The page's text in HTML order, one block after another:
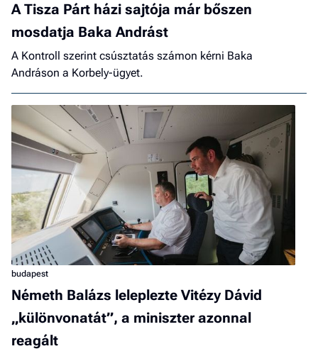
A Tisza Párt házi sajtója már bőszen
mosdatja Baka Andrást
A Kontroll szerint csúsztatás számon kérni Baka
Andráson a Korbely-ügyet.
budapest
Németh Balázs leleplezte Vitézy Dávid
„különvonatát”, a miniszter azonnal
reagált